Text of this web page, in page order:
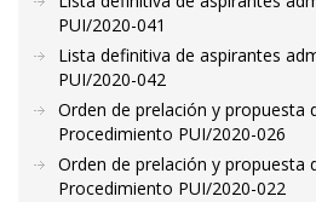
PUI/2020-041
Lista definitiva de aspirantes
PUI/2020-042
Orden de prelación y propuesta
Procedimiento PUI/2020-026
Orden de prelación y propuesta
Procedimiento PUI/2020-022